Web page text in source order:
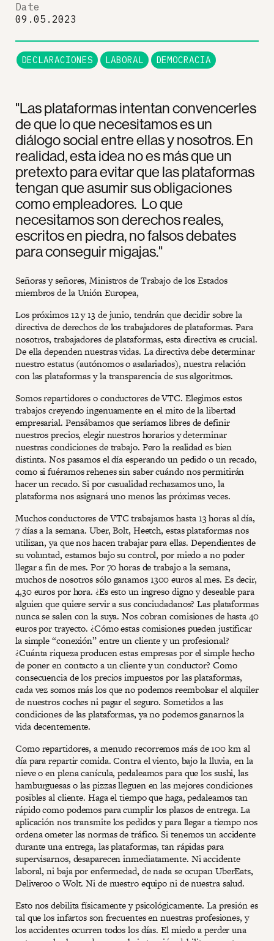
"Las plataformas intentan convencerles
de que lo que necesitamos es un
diálogo social entre ellas y nosotros. En
realidad, esta idea no es más que un
pretexto para evitar que las plataformas
tengan que asumir sus obligaciones
como empleadores. Lo que
necesitamos son derechos reales,
escritos en piedra, no falsos debates
para conseguir migajas."
Señoras y señores, Ministros de Trabajo de los Estados
miembros de la Unión Europea,
Los próximos 12 y 13 de junio, tendrán que decidir sobre la
directiva de derechos de los trabajadores de plataformas. Para
nosotros, trabajadores de plataformas, esta directiva es crucial.
De ella dependen nuestras vidas. La directiva debe determinar
nuestro estatus (autónomos o asalariados), nuestra relación
con las plataformas y la transparencia de sus algoritmos.
Somos repartidores o conductores de VTC. Elegimos estos
trabajos creyendo ingenuamente en el mito de la libertad
empresarial. Pensábamos que seríamos libres de definir
nuestros precios, elegir nuestros horarios y determinar
nuestras condiciones de trabajo. Pero la realidad es bien
distinta. Nos pasamos el día esperando un pedido o un recado,
como si fuéramos rehenes sin saber cuándo nos permitirán
hacer un recado. Si por casualidad rechazamos uno, la
plataforma nos asignará uno menos las próximas veces.
Muchos conductores de VTC trabajamos hasta 13 horas al día,
7 días a la semana. Uber, Bolt, Heetch, estas plataformas nos
utilizan, ya que nos hacen trabajar para ellas. Dependientes de
su voluntad, estamos bajo su control, por miedo a no poder
llegar a fin de mes. Por 70 horas de trabajo a la semana,
muchos de nosotros sólo ganamos 1300 euros al mes. Es decir,
4,30 euros por hora. ¿Es esto un ingreso digno y deseable para
alguien que quiere servir a sus conciudadanos? Las plataformas
nunca se salen con la suya. Nos cobran comisiones de hasta 40
euros por trayecto. ¿Cómo estas comisiones pueden justificar
la simple “conexión” entre un cliente y un profesional?
¿Cuánta riqueza producen estas empresas por el simple hecho
de poner en contacto a un cliente y un conductor? Como
consecuencia de los precios impuestos por las plataformas,
cada vez somos más los que no podemos reembolsar el alquiler
de nuestros coches ni pagar el seguro. Sometidos a las
condiciones de las plataformas, ya no podemos ganarnos la
vida decentemente.
Como repartidores, a menudo recorremos más de 100 km al
día para repartir comida. Contra el viento, bajo la lluvia, en la
nieve o en plena canícula, pedaleamos para que los sushi, las
hamburguesas o las pizzas lleguen en las mejores condiciones
posibles al cliente. Haga el tiempo que haga, pedaleamos tan
rápido como podemos para cumplir los plazos de entrega. La
aplicación nos transmite los pedidos y para llegar a tiempo nos
ordena ometer las normas de tráfico. Si tenemos un accidente
durante una entrega, las plataformas, tan rápidas para
supervisarnos, desaparecen inmediatamente. Ni accidente
laboral, ni baja por enfermedad, de nada se ocupan UberEats,
Deliveroo o Wolt. Ni de nuestro equipo ni de nuestra salud.
Esto nos debilita físicamente y psicológicamente. La presión es
tal que los infartos son frecuentes en nuestras profesiones, y
los accidentes ocurren todos los días. El miedo a perder una
Date
09.05.2023
DECLARACIONES LABORAL DEMOCRACIA